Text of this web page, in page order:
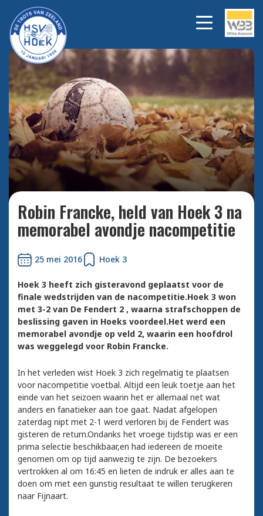
Bekijk alle foto's
Robin Francke, held van Hoek 3 na
memorabel avondje nacompetitie
25 mei 2016 Hoek 3
Hoek 3 heeft zich gisteravond geplaatst voor de
finale wedstrijden van de nacompetitie.Hoek 3 won
met 3-2 van De Fendert 2 , waarna strafschoppen de
beslissing gaven in Hoeks voordeel.Het werd een
memorabel avondje op veld 2, waarin een hoofdrol
was weggelegd voor Robin Francke.
In het verleden wist Hoek 3 zich regelmatig te plaatsen
voor nacompetitie voetbal. Altijd een leuk toetje aan het
einde van het seizoen waarin het er allemaal net wat
anders en fanatieker aan toe gaat. Nadat afgelopen
zaterdag nipt met 2-1 werd verloren bij de Fendert was
gisteren de return.Ondanks het vroege tijdstip was er een
prima selectie beschikbaar,en had iedereen de moeite
genomen om op tijd aanwezig te zijn. De bezoekers
vertrokken al om 16:45 en lieten de indruk er alles aan te
doen om met een gunstig resultaat te willen terugkeren
naar Fijnaart.